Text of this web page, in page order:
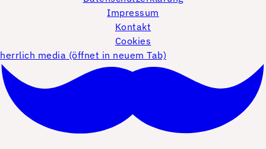
Impressum
Kontakt
Cookies
herrlich media (öffnet in neuem Tab)